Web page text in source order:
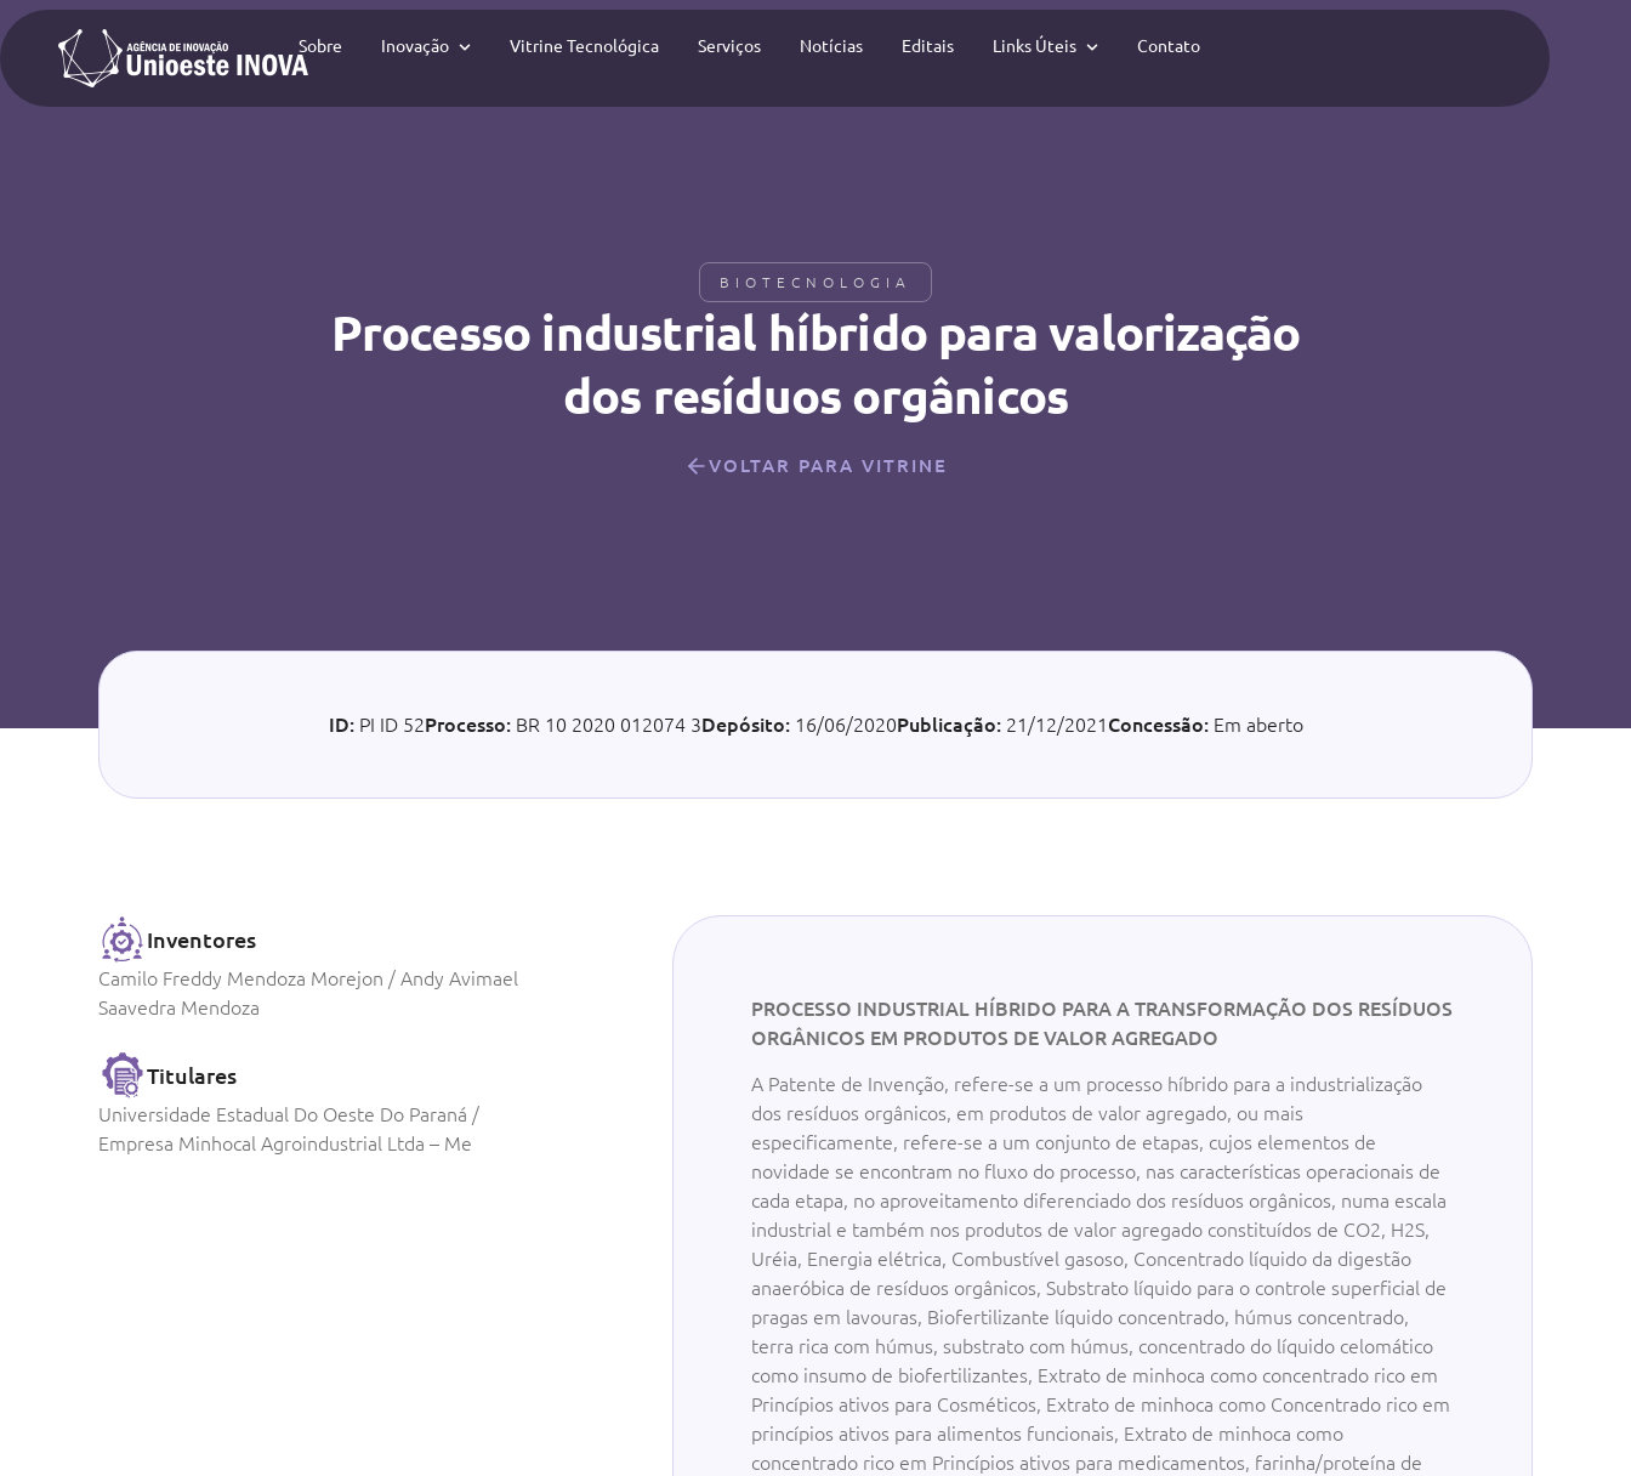
Sobre Inovação Vitrine Tecnológica Serviços Notícias Editais Links Úteis Contato
BIOTECNOLOGIA
Processo industrial híbrido para valorização
dos resíduos orgânicos
VOLTAR PARA VITRINE
ID: PI ID 52Processo: BR 10 2020 012074 3Depósito: 16/06/2020Publicação: 21/12/2021 Concessão: Em aberto
Inventores
Camilo Freddy Mendoza Morejon / Andy Avimael
Saavedra Mendoza
Titulares
Universidade Estadual Do Oeste Do Paraná /
Empresa Minhocal Agroindustrial Ltda – Me
PROCESSO INDUSTRIAL HÍBRIDO PARA A TRANSFORMAÇÃO DOS RESÍDUOS
ORGÂNICOS EM PRODUTOS DE VALOR AGREGADO
A Patente de Invenção, refere-se a um processo híbrido para a industrialização
dos resíduos orgânicos, em produtos de valor agregado, ou mais
especificamente, refere-se a um conjunto de etapas, cujos elementos de
novidade se encontram no fluxo do processo, nas características operacionais de
cada etapa, no aproveitamento diferenciado dos resíduos orgânicos, numa escala
industrial e também nos produtos de valor agregado constituídos de CO2, H2S,
Uréia, Energia elétrica, Combustível gasoso, Concentrado líquido da digestão
anaeróbica de resíduos orgânicos, Substrato líquido para o controle superficial de
pragas em lavouras, Biofertilizante líquido concentrado, húmus concentrado,
terra rica com húmus, substrato com húmus, concentrado do líquido celomático
como insumo de biofertilizantes, Extrato de minhoca como concentrado rico em
Princípios ativos para Cosméticos, Extrato de minhoca como Concentrado rico em
princípios ativos para alimentos funcionais, Extrato de minhoca como
concentrado rico em Princípios ativos para medicamentos, farinha/proteína de